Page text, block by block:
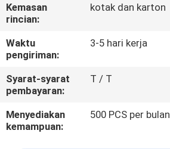
HUBUNGI
KAMI
PERMINTAAN
Kemasan
rincian:
kotak dan karton
Waktu
pengiriman:
3-5 hari kerja
Syarat-syarat
pembayaran:
T / T
Menyediakan
kemampuan:
500 PCS per bulan